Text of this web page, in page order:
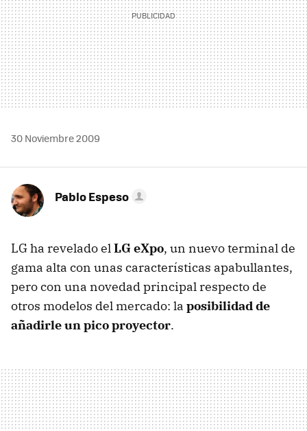
30 Noviembre 2009
Pablo Espeso
LG ha revelado elLG eXpo, un nuevo terminal de
gama alta con unas características apabullantes,
pero con una novedad principal respecto de
otros modelos del mercado: la posibilidad de
añadirle un pico proyector.